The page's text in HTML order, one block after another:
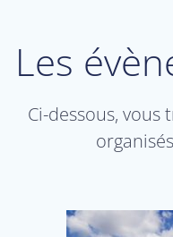
Les
Ci-dessous, vous